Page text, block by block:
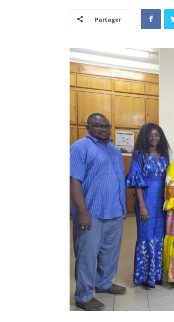
Partager